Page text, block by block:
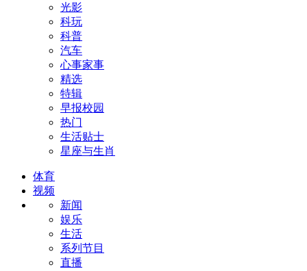
光影
科玩
科普
汽车
心事家事
精选
特辑
早报校园
热门
生活贴士
星座与生肖
体育
视频
新闻
娱乐
生活
系列节目
直播